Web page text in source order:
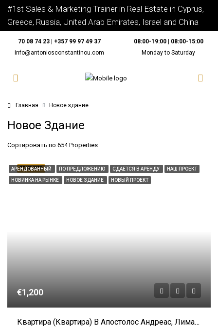
#1st Sales & Marketing Trainer in Real Estate in Cyprus,
Greece, Russia, United Arab Emirates, Israel and China
70 08 74 23 | +357 99 97 49 37
info@antoniosconstantinou.com
08:00-19:00 | 08:00-15:00
Monday to Saturday
Главная Новое здание
Новое Здание
654 Properties
Сортировать по:
FEATURED
АРЕНДОВАННЫЙ ПО ПРЕДЛОЖЕНИЮ СДАЕТСЯ В АРЕНДУ НАШ ПРОЕКТ
НОВИНКА НА РЫНКЕ НОВОЕ ЗДАНИЕ НОВЫЙ ПРОЕКТ
€1,200
Квартира (Квартира) В Апостолос Андреас, Лимассол В Аренду